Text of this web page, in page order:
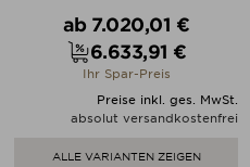
Verkaufspreis
ab 7.020,01 €
Preis
6.633,91 €
Ihr Spar-Preis
Preise inkl. ges. MwSt.
absolut versandkostenfrei
ALLE VARIANTEN ZEIGEN